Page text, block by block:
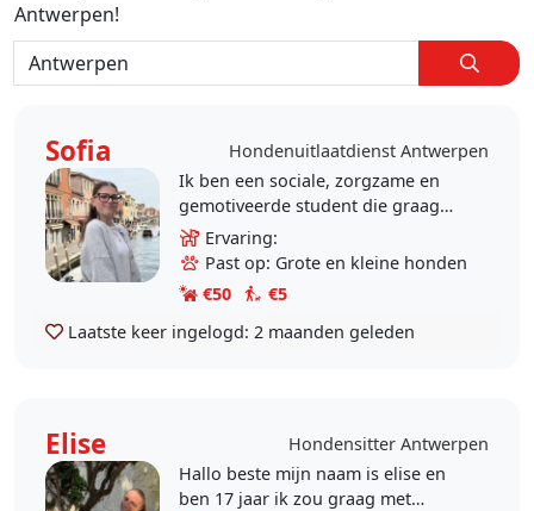
Antwerpen!
Sofia
Hondenuitlaatdienst Antwerpen
Ik ben een sociale, zorgzame en
gemotiveerde student die graag
met mensen bezig is en anderen
helpt. Ik werk verantwoordelijk,
leer snel en..
Ervaring:
Past op: Grote en kleine honden
€50
€5
Laatste keer ingelogd: 2 maanden geleden
Elise
Hondensitter Antwerpen
Hallo beste mijn naam is elise en
ben 17 jaar ik zou graag met